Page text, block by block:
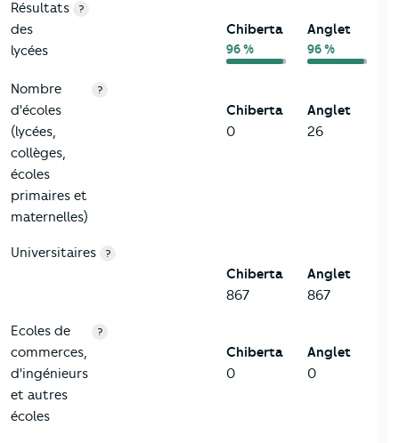
Résultats
des
lycées
?
Chiberta
96 %
Anglet
96 %
Nombre
d'écoles
(lycées,
collèges,
écoles
primaires et
maternelles)
?
Chiberta
0
Anglet
26
Universitaires ?
Chiberta
867
Anglet
867
Ecoles de
commerces,
d'ingénieurs
et autres
écoles
?
Chiberta
0
Anglet
0